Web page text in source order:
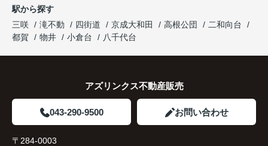
駅から探す
三咲
滝不動 四街道 京成大和田 高根公団
二和向台
都賀
物井 小倉台 八千代台
アズリンクス不動産販売
043-290-9500 お問い合わせ
〒284-0003